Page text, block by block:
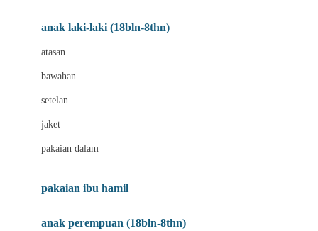
C
Cottonseeds
anak laki-laki (18bln-8thn)
atasan
bawahan
setelan
jaket
pakaian dalam
pakaian ibu hamil
anak perempuan (18bln-8thn)